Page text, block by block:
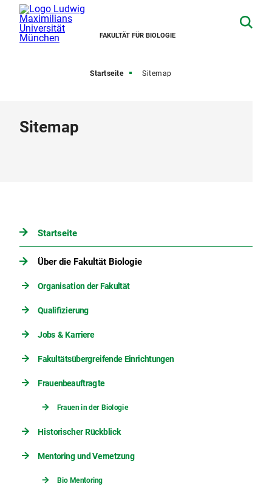
FAKULTÄT FÜR BIOLOGIE
Startseite Sitemap
Sitemap
Startseite
Über die Fakultät Biologie
Organisation der Fakultät
Qualifizierung
Jobs & Karriere
Fakultätsübergreifende Einrichtungen
Frauenbeauftragte
Frauen in der Biologie
Historischer Rückblick
Mentoring und Vernetzung
Bio Mentoring